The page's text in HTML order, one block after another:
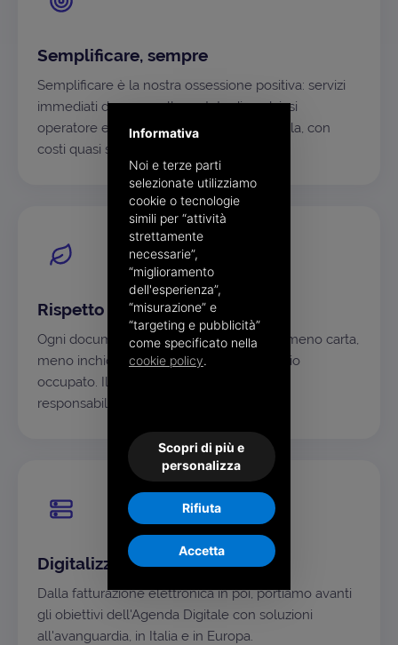
Semplificare, sempre
Semplificare è la nostra ossessione positiva: servizi
immediati da usare, alla portata di qualsiasi
operatore e sostenibili anche su larga scala, con
costi quasi solo variabili.
Rispetto per l'ambiente
Ogni documento non stampato significa meno carta,
meno inchiostro, meno CO₂ e meno spazio
occupato. Il digitale è anche una scelta di
responsabilità.
Digitalizzazione come missione
Dalla fatturazione elettronica in poi, portiamo avanti
gli obiettivi dell'Agenda Digitale con soluzioni
all'avanguardia, in Italia e in Europa.
Informativa
Noi e terze parti
selezionate utilizziamo
cookie o tecnologie
simili per “attività
strettamente
necessarie”,
“miglioramento
dell'esperienza”,
“misurazione” e
“targeting e pubblicità”
come specificato nella
cookie policy.
Scopri di più e
personalizza
Rifiuta
Accetta